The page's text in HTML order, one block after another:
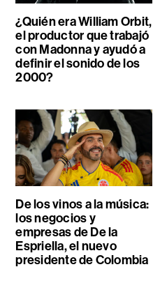
¿Quién era William Orbit,
el productor que trabajó
con Madonna y ayudó a
definir el sonido de los
2000?
De los vinos a la música:
los negocios y
empresas de De la
Espriella, el nuevo
presidente de Colombia